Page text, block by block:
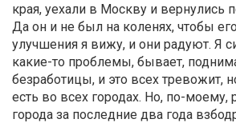
края, уехали в Москву и вернулись
Да он и не был на коленях, чтобы
улучшения я вижу, и они радуют. Я
какие-то проблемы, бывает,
безработицы, и это всех тревожит,
есть во всех городах. Но, по-моему,
города за последние два года